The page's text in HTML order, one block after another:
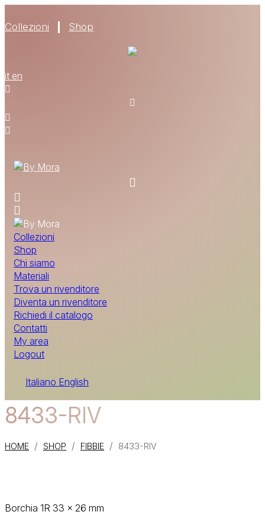
Collezioni Shop
it en
Collezioni
Shop
Chi siamo
Materiali
Trova un rivenditore
Diventa un rivenditore
Richiedi il catalogo
Contatti
My area
Logout
Italiano English
TROVA UN RIVENDITORE
CONTATTI
8433-RIV
HOME / SHOP / FIBBIE / 8433-RIV
Borchia 1R 33 x 26 mm